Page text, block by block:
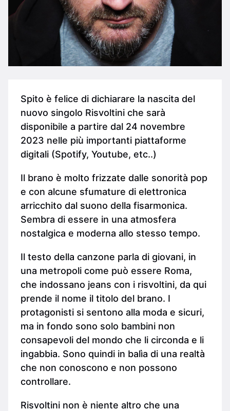
Spito è felice di dichiarare la nascita del
nuovo singolo Risvoltini che sarà
disponibile a partire dal 24 novembre
2023 nelle più importanti piattaforme
digitali (Spotify, Youtube, etc..)
Il brano è molto frizzate dalle sonorità pop
e con alcune sfumature di elettronica
arricchito dal suono della fisarmonica.
Sembra di essere in una atmosfera
nostalgica e moderna allo stesso tempo.
Il testo della canzone parla di giovani, in
una metropoli come può essere Roma,
che indossano jeans con i risvoltini, da qui
prende il nome il titolo del brano. I
protagonisti si sentono alla moda e sicuri,
ma in fondo sono solo bambini non
consapevoli del mondo che li circonda e li
ingabbia. Sono quindi in balìa di una realtà
che non conoscono e non possono
controllare.
Risvoltini non è niente altro che una